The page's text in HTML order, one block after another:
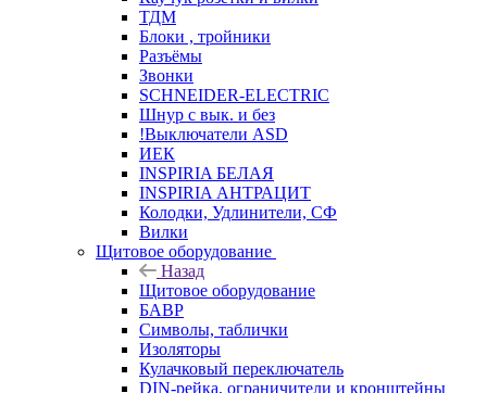
ТДМ
Блоки , тройники
Разъёмы
Звонки
SCHNEIDER-ELECTRIC
Шнур с вык. и без
!Выключатели ASD
ИЕК
INSPIRIA БЕЛАЯ
INSPIRIA АНТРАЦИТ
Колодки, Удлинители, СФ
Вилки
Щитовое оборудование
Назад
Щитовое оборудование
БАВР
Символы, таблички
Изоляторы
Кулачковый переключатель
DIN-рейка, ограничители и кронштейны